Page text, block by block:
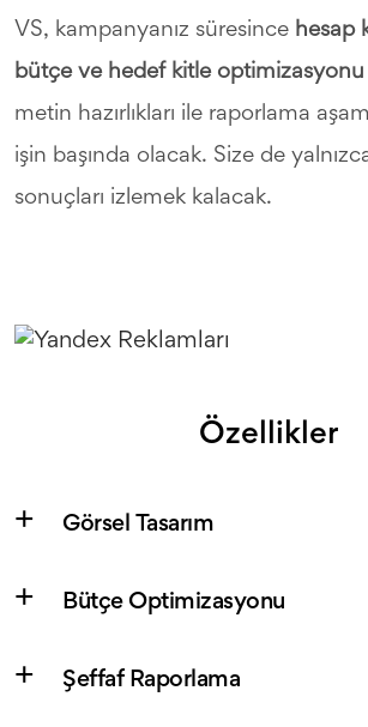
VS, kampanyanız süresince hesap
bütçe ve hedef kitle optimizasyonu
metin hazırlıkları ile raporlama
işin başında olacak. Size de
sonuçları izlemek kalacak.
Özellikler
Görsel Tasarım
Bütçe Optimizasyonu
Şeffaf Raporlama